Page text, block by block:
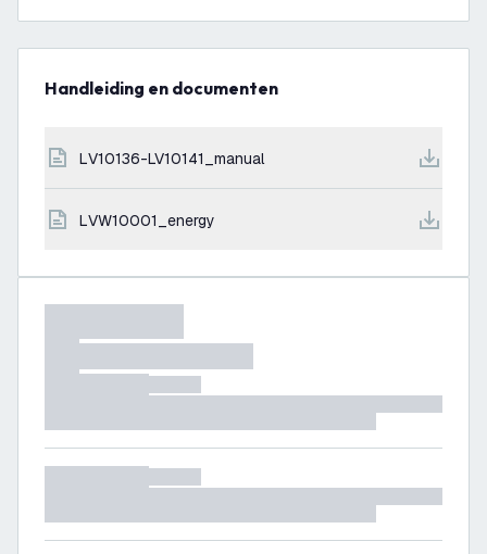
Handleiding en documenten
LV10136-LV10141_manual
LVW10001_energy